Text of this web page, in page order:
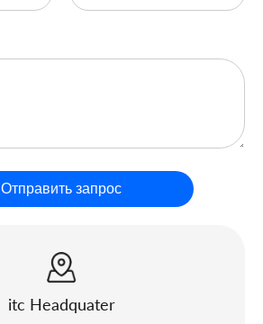
Отправить запрос
itc Headquater